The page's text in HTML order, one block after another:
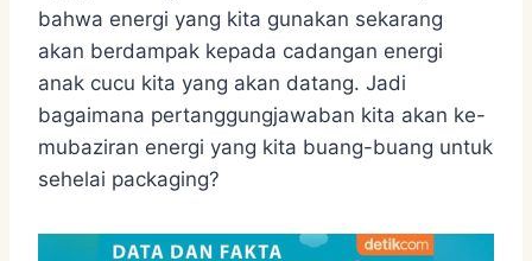
bahwa energi yang kita gunakan sekarang
akan berdampak kepada cadangan energi
anak cucu kita yang akan datang. Jadi
bagaimana pertanggungjawaban kita akan ke-
mubaziran energi yang kita buang-buang untuk
sehelai packaging?